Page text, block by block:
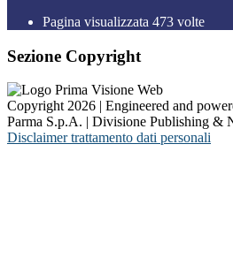
Pagina visualizzata 473 volte
Sezione Copyright
Copyright 2026 | Engineered and
Parma S.p.A. | Divisione Publishing &
Disclaimer trattamento dati personali